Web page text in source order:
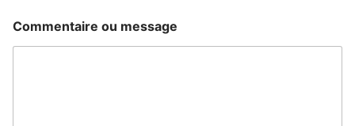
Commentaire ou message